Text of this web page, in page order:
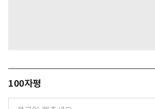
100자평